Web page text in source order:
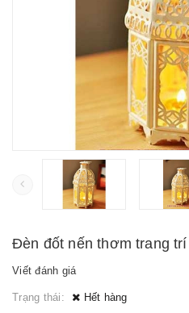
Đèn đốt nến thơm trang
Viết đánh giá
Trạng thái: Hết hàng